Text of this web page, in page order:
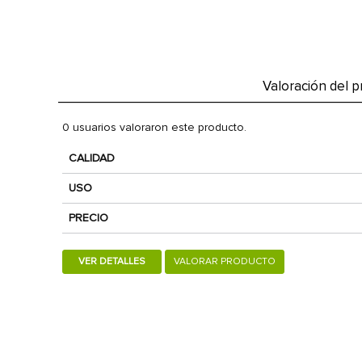
Valoración del
0 usuarios valoraron este producto.
CALIDAD
USO
PRECIO
VER DETALLES VALORAR PRODUCTO